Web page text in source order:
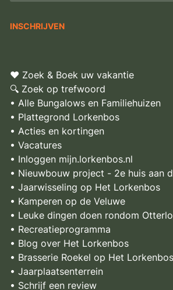
♥ Zoek & Boek uw vakantie
🔍 Zoek op trefwoord
• Alle Bungalows en Familiehuizen
• Plattegrond Lorkenbos
• Acties en kortingen
• Vacatures
• Inloggen mijn.lorkenbos.nl
• Nieuwbouw project - 2e huis aan
• Jaarwisseling op Het Lorkenbos
• Kamperen op de Veluwe
• Leuke dingen doen rondom
• Recreatieprogramma
• Blog over Het Lorkenbos
• Brasserie Roekel op Het Lorkenbos
• Jaarplaatsenterrein
• Schrijf een review